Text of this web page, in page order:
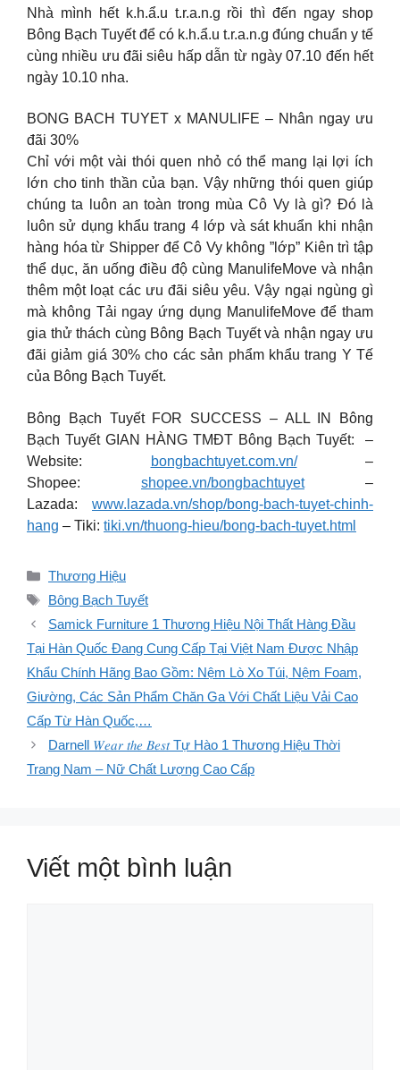
Nhà mình hết k.h.ẩ.u t.r.a.n.g rồi thì đến ngay shop
Bông Bạch Tuyết để có k.h.ẩ.u t.r.a.n.g đúng chuẩn y tế
cùng nhiều ưu đãi siêu hấp dẫn từ ngày 07.10 đến hết
ngày 10.10 nha.
BONG BACH TUYET x MANULIFE – Nhân ngay ưu
đãi 30%
Chỉ với một vài thói quen nhỏ có thể mang lại lợi ích
lớn cho tinh thần của bạn. Vậy những thói quen giúp
chúng ta luôn an toàn trong mùa Cô Vy là gì? Đó là
luôn sử dụng khẩu trang 4 lớp và sát khuẩn khi nhận
hàng hóa từ Shipper để Cô Vy không ”lớp” Kiên trì tập
thể dục, ăn uống điều độ cùng ManulifeMove và nhận
thêm một loạt các ưu đãi siêu yêu. Vậy ngại ngùng gì
mà không Tải ngay ứng dụng ManulifeMove để tham
gia thử thách cùng Bông Bạch Tuyết và nhận ngay ưu
đãi giảm giá 30% cho các sản phẩm khẩu trang Y Tế
của Bông Bạch Tuyết.
Bông Bạch Tuyết FOR SUCCESS – ALL IN Bông
Bạch Tuyết GIAN HÀNG TMĐT Bông Bạch Tuyết: –
Website:
bongbachtuyet.com.vn/–
Shopee: shopee.vn/bongbachtuyet–
Lazada: www.lazada.vn/shop/bong-bach-tuyet-chinh-
hang – Tiki: tiki.vn/thuong-hieu/bong-bach-tuyet.html
Danh
mục
Thương Hiệu
Thẻ
Bông Bạch Tuyết
Samick Furniture 1 Thương Hiệu Nội Thất Hàng Đầu
Tại Hàn Quốc Đang Cung Cấp Tại Việt Nam Được Nhập
Khẩu Chính Hãng Bao Gồm: Nệm Lò Xo Túi, Nệm Foam,
Giường, Các Sản Phẩm Chăn Ga Với Chất Liệu Vải Cao
Cấp Từ Hàn Quốc,…
Darnell 𝑊𝑒𝑎𝑟 𝑡ℎ𝑒 𝐵𝑒𝑠𝑡 Tự Hào 1 Thương Hiệu Thời
Trang Nam – Nữ Chất Lượng Cao Cấp
Viết một bình luận